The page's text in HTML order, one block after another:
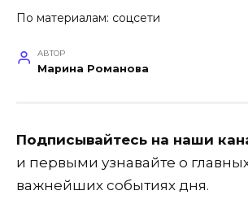
По материалам: соцсети
АВТОР
Марина Романова
Подписывайтесь на наши
и первыми узнавайте о
важнейших событиях дня.